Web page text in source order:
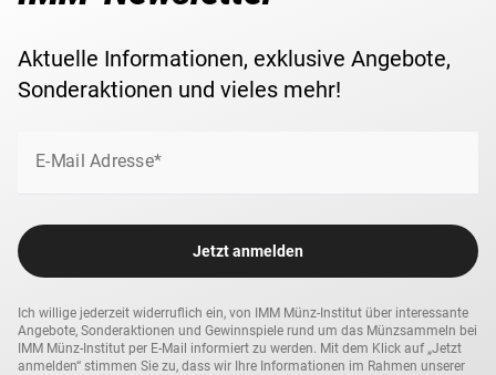
Aktuelle Informationen, exklusive Angebote,
Sonderaktionen und vieles mehr!
E-Mail Adresse*
Jetzt anmelden
Ich willige jederzeit widerruflich ein, von IMM Münz-Institut über interessante
Angebote, Sonderaktionen und Gewinnspiele rund um das Münzsammeln bei
IMM Münz-Institut per E-Mail informiert zu werden. Mit dem Klick auf „Jetzt
anmelden“ stimmen Sie zu, dass wir Ihre Informationen im Rahmen unserer